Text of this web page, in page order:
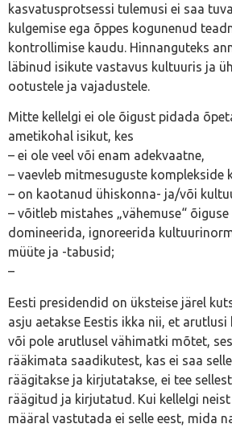
kasvatusprotsessi tulemusi ei saa
kulgemise ega õppes kogunenud
kontrollimise kaudu. Hinnanguteks
läbinud isikute vastavus kultuuris ja
ootustele ja vajadustele.
Mitte kellelgi ei ole õigust pidada
ametikohal isikut, kes
– ei ole veel või enam adekvaatne,
– vaevleb mitmesuguste komplekside
– on kaotanud ühiskonna- ja/või
– võitleb mistahes „vähemuse“
domineerida, ignoreerida
müüte ja -tabusid;
–
Eesti presidendid on üksteise järel
asju aetakse Eestis ikka nii, et arutlusi
või pole arutlusel vähimatki mõtet,
rääkimata saadikutest, kas ei saa
räägitakse ja kirjutatakse, ei tee
räägitud ja kirjutatud. Kui kellelgi
määral vastutada ei selle eest, mida